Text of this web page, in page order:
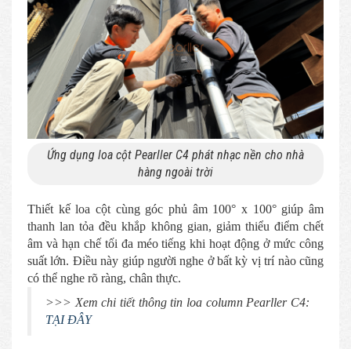
Ứng dụng loa cột Pearller C4 phát nhạc nền cho nhà
hàng ngoài trời
Thiết kế loa cột cùng góc phủ âm 100° x 100° giúp âm
thanh lan tỏa đều khắp không gian, giảm thiểu điểm chết
âm và hạn chế tối đa méo tiếng khi hoạt động ở mức công
suất lớn. Điều này giúp người nghe ở bất kỳ vị trí nào cũng
có thể nghe rõ ràng, chân thực.
>>> Xem chi tiết thông tin loa column Pearller C4:
TẠI ĐÂY